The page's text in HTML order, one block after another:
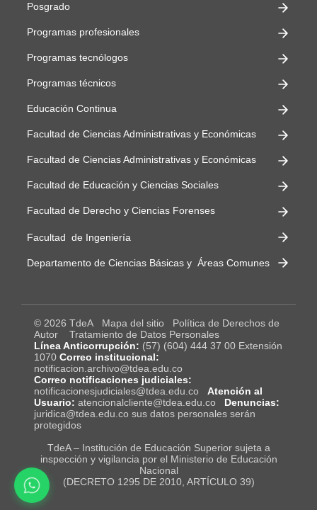
Posgrado
Programas profesionales
Programas tecnólogos
Programas técnicos
Educación Continua
Facultad de Ciencias Administrativas y Económicas
Facultad de Ciencias Administrativas y Económicas
Facultad de Educación y Ciencias Sociales
Facultad de Derecho y Ciencias Forenses
Facultad de Ingeniería
Departamento de Ciencias Básicas y Áreas Comunes
© 2026 TdeA Mapa del sitio
Política de Derechos de
Autor
Tratamiento de Datos Personales
Línea Anticorrupción: (57) (604) 444 37 00 Extensión
1070 Correo institucional:
notificacion.archivo@tdea.edu.co
Correo notificaciones judiciales:
notificacionesjudiciales@tdea.edu.co
Atención al
Usuario: atencionalcliente@tdea.edu.co
Denuncias:
juridica@tdea.edu.co sus datos personales serán
protegidos
TdeA – Institución de Educación Superior sujeta a
inspección y vigilancia por el Ministerio de Educación
Nacional
(DECRETO 1295 DE 2010, ARTÍCULO 39)